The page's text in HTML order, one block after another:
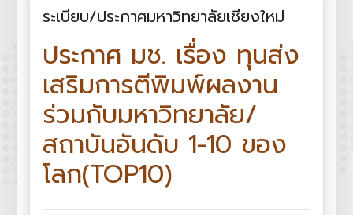
ระเบียบ/ประกาศมหาวิทยาลัยเชียงใหม่
ประกาศ มช. เรื่อง ทุนส่ง
เสริมการตีพิมพ์ผลงาน
ร่วมกับมหาวิทยาลัย/
สถาบันอันดับ 1-10 ของ
โลก(TOP10)